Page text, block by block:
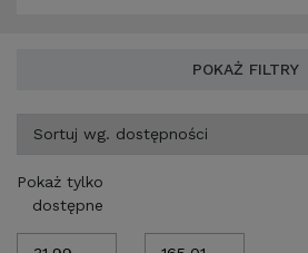
POKAŻ FILTRY
Pokaż tylko
dostępne